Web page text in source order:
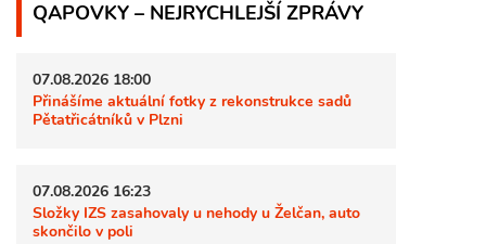
QAPOVKY – NEJRYCHLEJŠÍ ZPRÁVY
07.08.2026 18:00
Přinášíme aktuální fotky z rekonstrukce sadů
Pětatřicátníků v Plzni
07.08.2026 16:23
Složky IZS zasahovaly u nehody u Želčan, auto
skončilo v poli